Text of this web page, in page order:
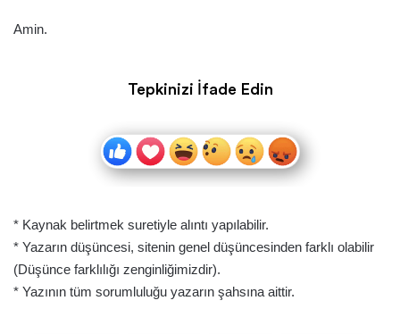
Amin.
Tepkinizi İfade Edin
* Kaynak belirtmek suretiyle alıntı yapılabilir.
* Yazarın düşüncesi, sitenin genel düşüncesinden farklı olabilir
(Düşünce farklılığı zenginliğimizdir).
* Yazının tüm sorumluluğu yazarın şahsına aittir.